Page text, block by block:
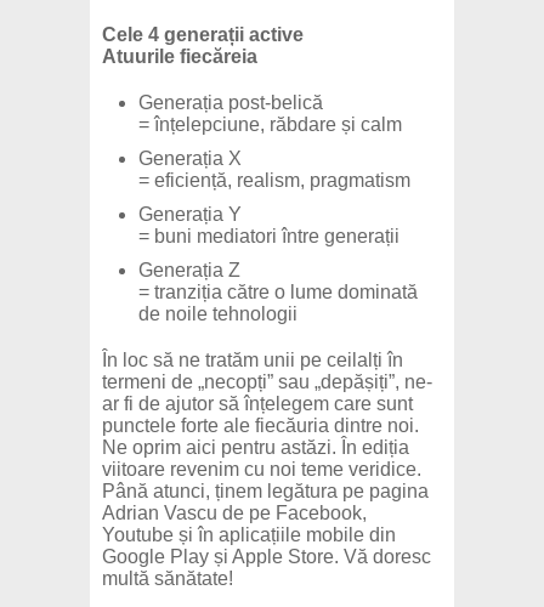
Cele 4 generații active
Atuurile fiecăreia
Generația post-belică
= înțelepciune, răbdare și calm
Generația X
= eficiență, realism, pragmatism
Generația Y
= buni mediatori între generații
Generația Z
= tranziția către o lume dominată
de noile tehnologii
În loc să ne tratăm unii pe ceilalți în
termeni de „necopți” sau „depășiți”, ne-
ar fi de ajutor să înțelegem care sunt
punctele forte ale fiecăuria dintre noi.
Ne oprim aici pentru astăzi. În ediția
viitoare revenim cu noi teme veridice.
Până atunci, ținem legătura pe pagina
Adrian Vascu de pe Facebook,
Youtube și în aplicațiile mobile din
Google Play și Apple Store. Vă doresc
multă sănătate!